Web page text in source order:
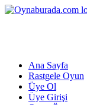
Ana Sayfa
Rastgele Oyun
Üye Ol
Üye Girişi